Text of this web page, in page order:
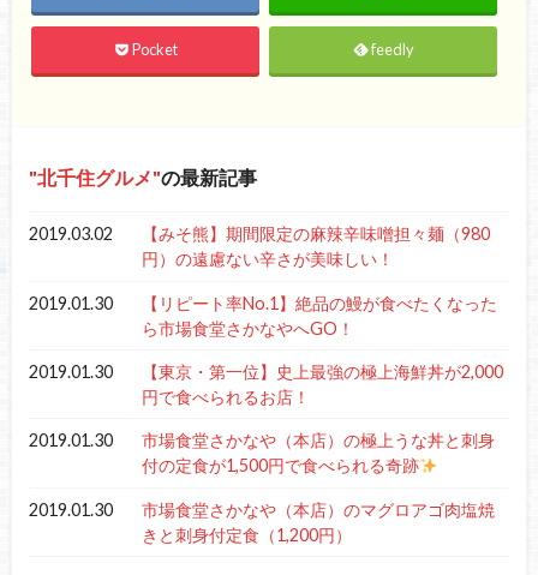
Pocket feedly
北千住グルメ の最新記事
2019.03.02
【みそ熊】期間限定の麻辣辛味噌担々麺（980
円）の遠慮ない辛さが美味しい！
2019.01.30
【リピート率No.1】絶品の鰻が食べたくなった
ら市場食堂さかなやへGO！
2019.01.30
【東京・第一位】史上最強の極上海鮮丼が2,000
円で食べられるお店！
2019.01.30
市場食堂さかなや（本店）の極上うな丼と刺身
付の定食が1,500円で食べられる奇跡
2019.01.30
市場食堂さかなや（本店）のマグロアゴ肉塩焼
きと刺身付定食（1,200円）